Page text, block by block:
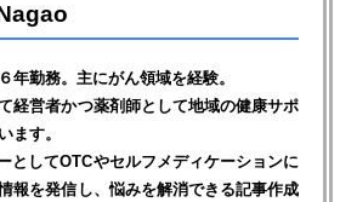
年勤務。主にがん領域を経験。
経営者かつ薬剤師として地域の健康サポ
ます。
としてOTCやセルフメディケーションに
報を発信し、悩みを解消できる記事作成